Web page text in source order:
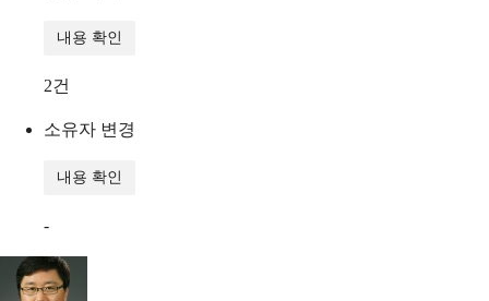
내용 확인
2건
소유자 변경
내용 확인
-